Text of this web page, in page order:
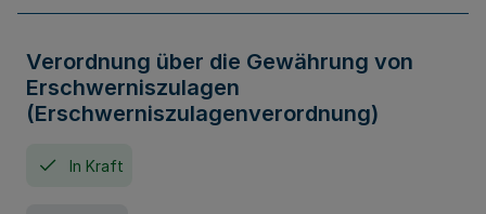
Verordnung über die Gewährung von
Erschwerniszulagen
(Erschwerniszulagenverordnung)
In Kraft